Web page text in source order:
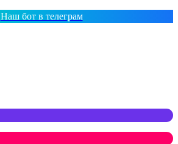
Наш бот в телеграм